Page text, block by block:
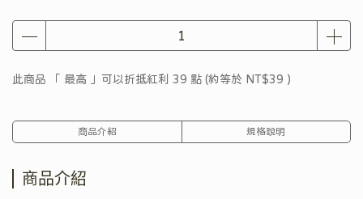
此商品 「 最高 」可以折抵紅利 39 點 (約等於 NT$39 )
商品介紹 規格說明
商品介紹